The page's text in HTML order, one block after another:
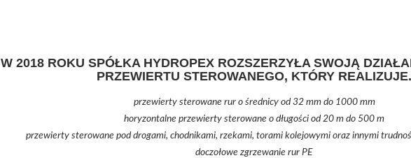
W 2018 ROKU SPÓŁKA HYDROPEX ROZSZERZYŁA SWOJĄ
PRZEWIERTU STEROWANEGO, KTÓRY REALIZUJE.
przewierty sterowane rur o średnicy od 32 mm do 1000 mm
horyzontalne przewierty sterowane o długości od 20 m do 500 m
przewierty sterowane pod drogami, chodnikami, rzekami, torami kolejowymi oraz innymi
doczołowe zgrzewanie rur PE